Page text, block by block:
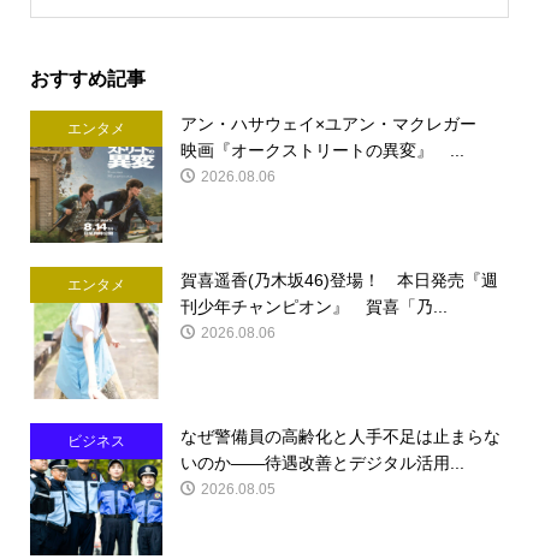
おすすめ記事
エンタメ
アン・ハサウェイ×ユアン・マクレガー
映画『オークストリートの異変』 ...
2026.08.06
エンタメ
賀喜遥香(乃木坂46)登場！ 本日発売『週
刊少年チャンピオン』 賀喜「乃...
2026.08.06
ビジネス
なぜ警備員の高齢化と人手不足は止まらな
いのか――待遇改善とデジタル活用...
2026.08.05